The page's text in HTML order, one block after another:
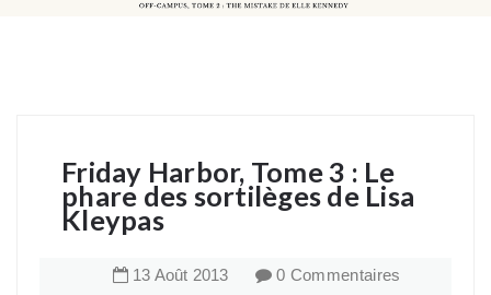
Friday Harbor, Tome 3 : Le
phare des sortilèges de Lisa
Kleypas
13 Août 2013 0 Commentaires